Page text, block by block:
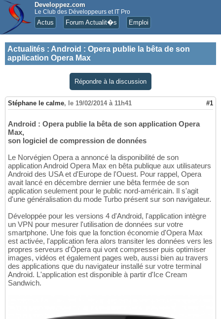
Developpez.com
Le Club des Développeurs et IT Pro
Actus Forum Actualit�s Emploi
Actualités : Android : Opera publie la bêta de son
application Opera Max
Répondre à la discussion
Stéphane le calme, le 19/02/2014 à 11h41 #1
Android : Opera publie la bêta de son application Opera
Max,
son logiciel de compression de données
Le Norvégien Opera a annoncé la disponibilité de son
application Android Opera Max en bêta publique aux utilisateurs
Android des USA et d'Europe de l'Ouest. Pour rappel, Opera
avait lancé en décembre dernier une bêta fermée de son
application seulement pour le public nord-américain. Il s'agit
d'une généralisation du mode Turbo présent sur son navigateur.
Développée pour les versions 4 d'Android, l'application intègre
un VPN pour mesurer l'utilisation de données sur votre
smartphone. Une fois que la fonction économie d'Opera Max
est activée, l'application fera alors transiter les données vers les
propres serveurs d'Òpera qui vont compresser puis optimiser
images, vidéos et également pages web, aussi bien au travers
des applications que du navigateur installé sur votre terminal
Android. L'application est disponible à partir d'Ice Cream
Sandwich.